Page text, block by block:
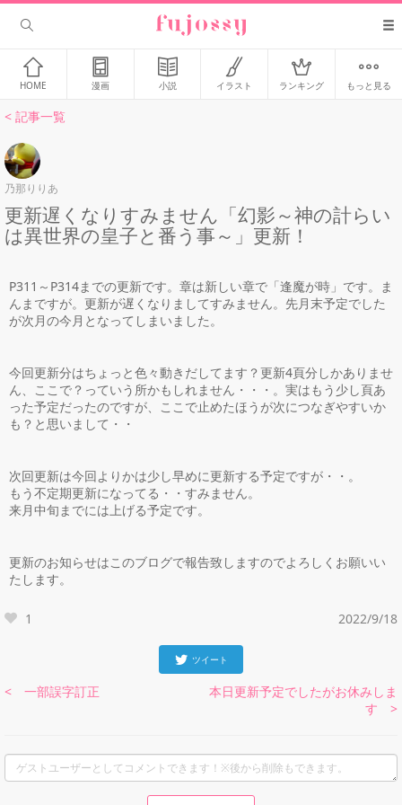
HOME 漫画 小説 イラスト ランキング もっと見る
< 記事一覧
乃那りりあ
更新遅くなりすみません「幻影～神の計らい
は異世界の皇子と番う事～」更新！
P311～P314までの更新です。章は新しい章で「逢魔が時」です。ま
んまですが。更新が遅くなりましてすみません。先月末予定でした
が次月の今月となってしまいました。
今回更新分はちょっと色々動きだしてます？更新4頁分しかありませ
ん、ここで？っていう所かもしれません・・・。実はもう少し頁あ
った予定だったのですが、ここで止めたほうが次につなぎやすいか
も？と思いまして・・
次回更新は今回よりかは少し早めに更新する予定ですが・・。
もう不定期更新になってる・・すみません。
来月中旬までには上げる予定です。
更新のお知らせはこのブログで報告致しますのでよろしくお願いい
たします。
1 2022/9/18
ツイート
< 一部誤字訂正
本日更新予定でしたがお休みしま
す >